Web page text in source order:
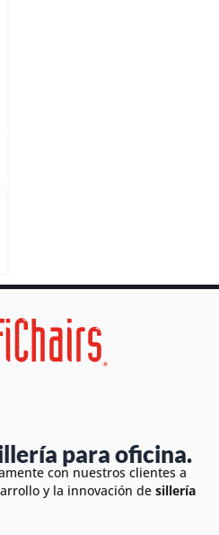
para oficina.
con nuestros clientes a
y la innovación de sillería